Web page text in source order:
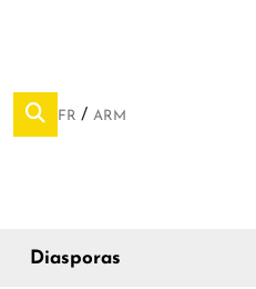
FR ARM
Diasporas